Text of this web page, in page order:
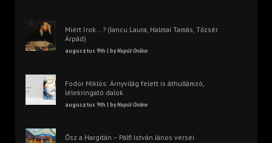
Miért írok… ? (Iancu Laura, Halmai Tamás, Tőzsér
Árpád)
augusztus 9th | byNapút Online
Fodor Miklós: Árnyvilág felett is áthullámzó,
lélekringató dalok
augusztus 9th | byNapút Online
Ősz a Hargitán – Pálfi István János versei